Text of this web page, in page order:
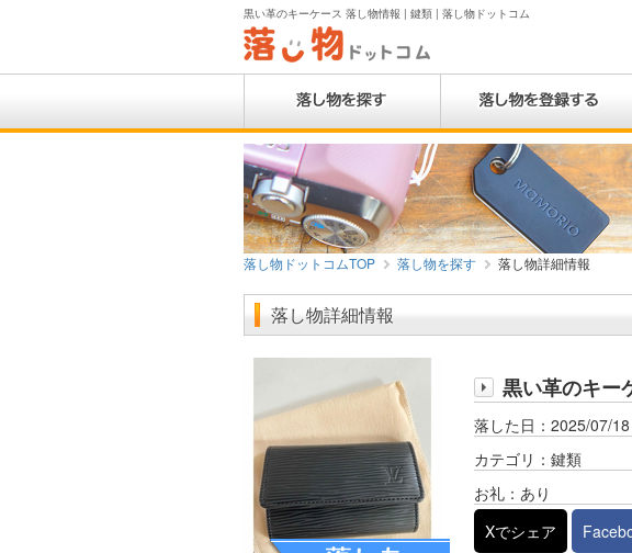
黒い革のキーケース 落し物情報 | 鍵類 | 落し物ドットコム
落し物ドットコムTOP 落し物を探す 落し物詳細情報
落し物詳細情報
黒い革のキー
落した日：2025/07/18
カテゴリ：鍵類
お礼：あり
Xでシェア